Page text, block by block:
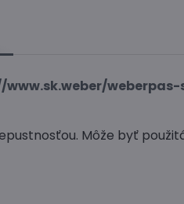
www.sk.weber/
Môže byť